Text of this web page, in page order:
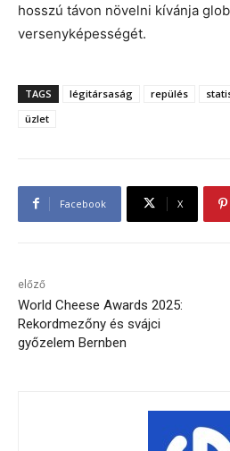
hosszú távon növelni kívánja
versenyképességét.
TAGS légitársaság repülés
üzlet
Facebook X
előző
World Cheese Awards 2025:
Rekordmezőny és svájci
győzelem Bernben